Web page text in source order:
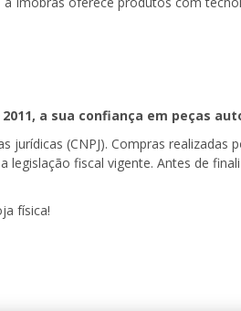
a sua confiança em peças
jurídicas (CNPJ). Compras
legislação fiscal vigente. Antes de
física!